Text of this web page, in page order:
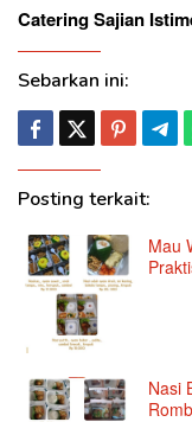
Catering Sajian
Sebarkan ini:
Posting terkait:
Mau
Nasi